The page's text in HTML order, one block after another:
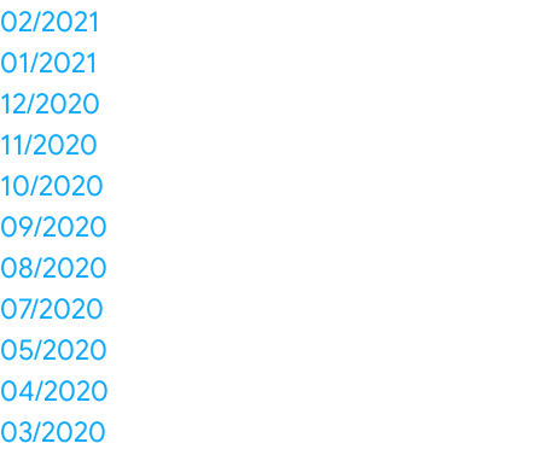
02/2021
01/2021
12/2020
11/2020
10/2020
09/2020
08/2020
07/2020
05/2020
04/2020
03/2020